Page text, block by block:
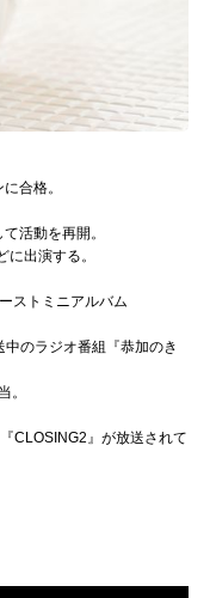
合格。
活動を再開。
出演する。
ストミニアルバム
のラジオ番組『恭加のき
。
CLOSING2』が放送されて